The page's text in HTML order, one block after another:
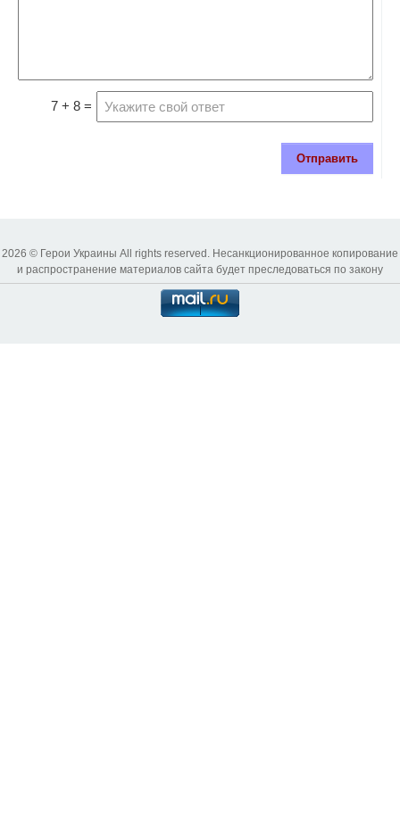
7 + 8 =
Отправить
2026 © Герои Украины All rights reserved. Несанкционированное копирование
и распространение материалов сайта будет преследоваться по закону